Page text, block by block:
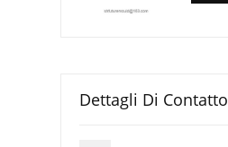
Dettagli Di Contatto